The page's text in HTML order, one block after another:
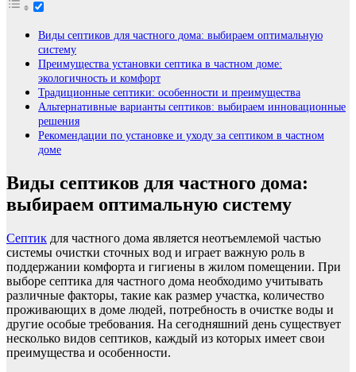
Виды септиков для частного дома: выбираем оптимальную
систему
Преимущества установки септика в частном доме:
экологичность и комфорт
Традиционные септики: особенности и преимущества
Альтернативные варианты септиков: выбираем инновационные
решения
Рекомендации по установке и уходу за септиком в частном
доме
Виды септиков для частного дома:
выбираем оптимальную систему
Септик для частного дома является неотъемлемой частью
системы очистки сточных вод и играет важную роль в
поддержании комфорта и гигиены в жилом помещении. При
выборе септика для частного дома необходимо учитывать
различные факторы, такие как размер участка, количество
проживающих в доме людей, потребность в очистке воды и
другие особые требования. На сегодняшний день существует
несколько видов септиков, каждый из которых имеет свои
преимущества и особенности.